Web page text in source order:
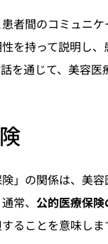
者間のコミュニ
を持って説明し
を通じて、美容
」の関係は、美
常、 公的医療保
ることを意味しま